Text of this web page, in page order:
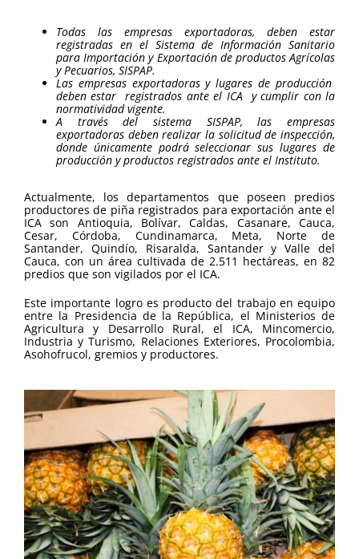
Todas las empresas exportadoras, deben estar
registradas en el Sistema de Información Sanitario
para Importación y Exportación de productos Agrícolas
y Pecuarios, SISPAP.
Las empresas exportadoras y lugares de producción
deben estar registrados ante el ICA y cumplir con la
normatividad vigente.
A través del sistema SISPAP, las empresas
exportadoras deben realizar la solicitud de inspección,
donde únicamente podrá seleccionar sus lugares de
producción y productos registrados ante el Instituto.
Actualmente, los departamentos que poseen predios
productores de piña registrados para exportación ante el
ICA son Antioquia, Bolívar, Caldas, Casanare, Cauca,
Cesar, Córdoba, Cundinamarca, Meta, Norte de
Santander, Quindío, Risaralda, Santander y Valle del
Cauca, con un área cultivada de 2.511 hectáreas, en 82
predios que son vigilados por el ICA.
Este importante logro es producto del trabajo en equipo
entre la Presidencia de la República, el Ministerios de
Agricultura y Desarrollo Rural, el ICA, Mincomercio,
Industria y Turismo, Relaciones Exteriores, Procolombia,
Asohofrucol, gremios y productores.